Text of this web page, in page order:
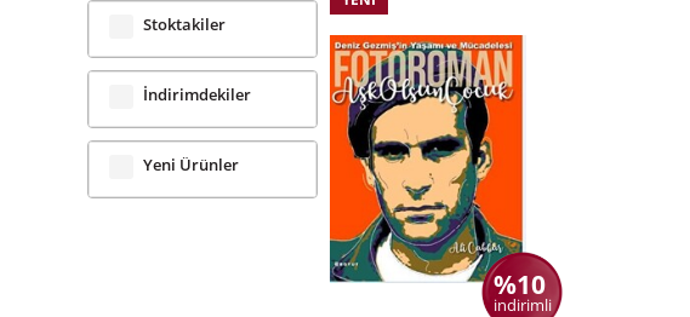
Stoktakiler
İndirimdekiler
Yeni Ürünler
%10
indirimli